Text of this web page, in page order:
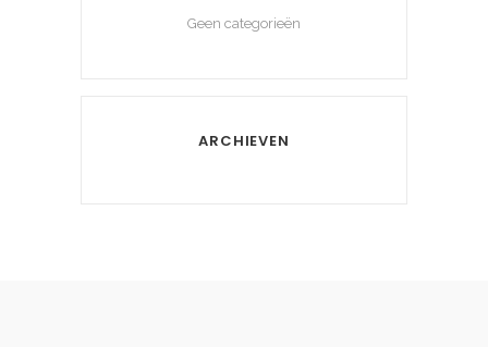
Geen categorieën
ARCHIEVEN